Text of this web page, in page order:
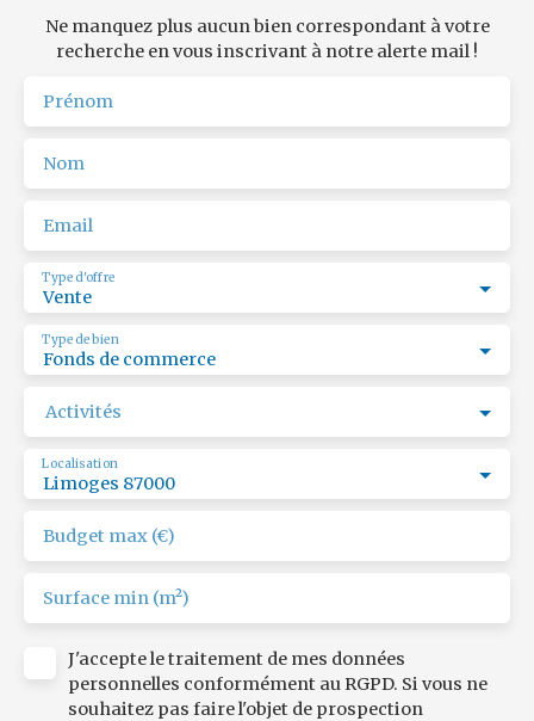
Ne manquez plus aucun bien correspondant à votre
recherche en vous inscrivant à notre alerte mail !
Prénom
Nom
Email
Vente
Type d'offre
Fonds de commerce
Type de bien
Activités
Limoges 87000
Localisation
Budget max (€)
Surface min (m²)
J'accepte le traitement de mes données
personnelles conformément au RGPD. Si vous ne
souhaitez pas faire l'objet de prospection